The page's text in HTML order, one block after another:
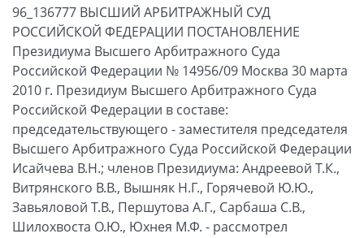
96_136777 ВЫСШИЙ АРБИТРАЖНЫЙ СУД
РОССИЙСКОЙ ФЕДЕРАЦИИ ПОСТАНОВЛЕНИЕ
Президиума Высшего Арбитражного Суда
Российской Федерации № 14956/09 Москва 30 марта
2010 г. Президиум Высшего Арбитражного Суда
Российской Федерации в составе:
председательствующего - заместителя председателя
Высшего Арбитражного Суда Российской Федерации
Исайчева В.Н.; членов Президиума: Андреевой Т.К.,
Витрянского В.В., Вышняк Н.Г., Горячевой Ю.Ю.,
Завьяловой Т.В., Першутова А.Г., Сарбаша С.В.,
Шилохвоста О.Ю., Юхнея М.Ф. - рассмотрел